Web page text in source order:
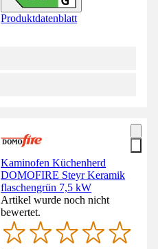
Produktdatenblatt
Kaminofen Küchenherd
DOMOFIRE Steyr Keramik
flaschengrün 7,5 kW
Artikel wurde noch nicht
bewertet.